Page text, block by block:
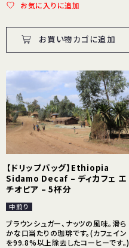
お気に入りに追加
お買い物カゴに追加
【ドリップバッグ】Ethiopia
Sidamo Decaf – ディカフェ エ
チオピア – 5杯分
中煎り
ブラウンシュガー、ナッツの風味。滑ら
かな口当たりの珈琲です。(カフェイン
を99.8%以上除去したコーヒーです。)